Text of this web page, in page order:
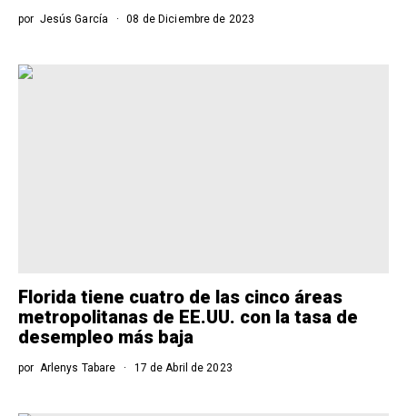
por Jesús García 08 de Diciembre de 2023
Florida tiene cuatro de las cinco áreas
metropolitanas de EE.UU. con la tasa de
desempleo más baja
por Arlenys Tabare 17 de Abril de 2023